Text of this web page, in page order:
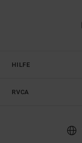
HILFE
RVCA